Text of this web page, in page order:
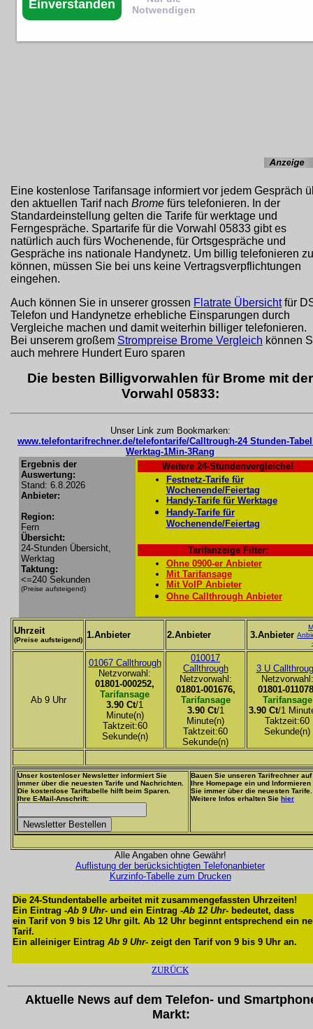
Eine kostenlose Tarifansage informiert vor jedem Gespräch
den aktuellen Tarif nach Brome fürs telefonieren. In der
Standardeinstellung gelten die Tarife für werktage und
Ferngespräche. Spartarife für die Vorwahl 05833 gibt es
natürlich auch fürs Wochenende, für Ortsgespräche und
Gespräche ins nationale Handynetz. Um billig telefonieren zu
können, müssen Sie bei uns keine Vertragsverpflichtungen
eingehen.
Auch können Sie in unserer grossen Flatrate Übersichtfür
Telefon und Handynetze erhebliche Einsparungen durch
Vergleiche machen und damit weiterhin billiger telefonieren.
Bei unserem großem Strompreise Brome Vergleich können
auch mehrere Hundert Euro sparen
Die besten Billigvorwahlen für Brome mit der
Vorwahl 05833:
Unser Link zum Bookmarken:
www.telefontarifrechner.de/telefontarife/Calltrough-24 Stunden-
Werktag-1Min-3Rang
Ergebnis der
Auswertung:
Stand: 6.8.2026
Anbieter:
Region:
Fern
Übersicht:
24-Stunden Übersicht,
Werktag
Taktung:
<=240 Sekunden
(Preise aufsteigend)
Weitere 24-Stundenvergleiche!
Festnetz-Tarife für
Wochenende/Feiertag
Handy-Tarife für Werktage
Handy-Tarife für
Wochenende/Feiertag
Tarifanzeige Filter:
Ohne 0900-er Anbieter
Mit Tarifansage
Mit VoIP Anbieter
Ohne Callthrough Anbieter
Uhrzeit
(Preise aufsteigend) 1.Anbieter 2.Anbieter 3.Anbieter
Ab 9 Uhr
01067 Callthrough
Netzvorwahl:
01801-000252,
Tarifansage
3.90 Ct/1
Minute(n)
Taktzeit:60
Sekunde(n)
010017
Callthrough
Netzvorwahl:
01801-001676,
Tarifansage
3.90 Ct/1
Minute(n)
Taktzeit:60
Sekunde(n)
3 U
Netzvorwahl:
01801-
Tarifansage
3.90 Ct/1
Taktzeit:60
Sekunde(n)
Unser kostenloser Newsletter informiert Sie
immer über die neuesten Tarife und Nachrichten.
Die kostenlose Tariftabelle hilft beim Sparen.
Ihre E-Mail-Anschrift:
Bauen Sie unseren Tarifrechner auf
Ihre Homepage ein und Informieren
Sie immer über die neuesten Tarife.
Weitere Infos erhalten Sie hier
Alle Angaben ohne Gewähr!
Auflistung der berücksichtigten Telefonanbieter
Kurzinfo-Tabelle zum Drucken
Die 24-Stundentabelle arbeitet mit zusammengefassten Uhrzeiten!
Ein Eintrag -Ab 9 Uhr- und ein Eintrag -Ab 12 Uhr- bedeutet, dass
ein Tarif von 9 bis 12 Uhr gilt. Ab 12 Uhr beginnt entsprechend ein
Tarif.
Ein alleiniger Eintrag Ab 9 Uhr- zeigt den Tarif von 9 bis 9 Uhr an.
ZURÜCK
Aktuelle News auf dem Telefon- und
Markt:
Einverstanden
Notwendigen